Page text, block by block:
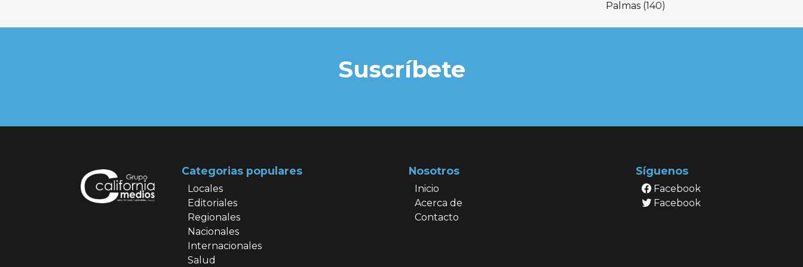
Palmas (140)
Suscríbete
Categorias populares
Locales
Editoriales
Regionales
Nacionales
Internacionales
Salud
Nosotros
Inicio
Acerca de
Contacto
Síguenos
Facebook
Facebook